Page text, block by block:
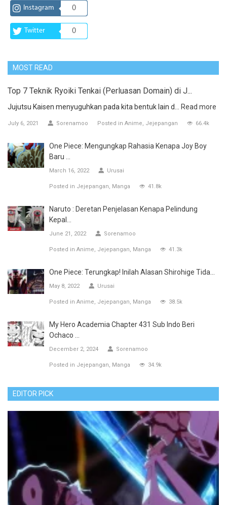
Instagram 0
Twitter 0
MOST READ
Top 7 Teknik Ryoiki Tenkai (Perluasan Domain) di J...
Jujutsu Kaisen menyuguhkan pada kita bentuk lain d... Read more
July 6, 2021 Sorenamoo Posted in Anime Jejepangan 66.4k
One Piece: Mengungkap Rahasia Kenapa Joy Boy
Baru ...
March 16, 2022 Urusai
Posted in Jejepangan Manga 41.8k
Naruto : Deretan Penjelasan Kenapa Pelindung
Kepal...
June 21, 2022 Sorenamoo
Posted in Anime Jejepangan Manga 41.3k
One Piece: Terungkap! Inilah Alasan Shirohige Tida...
May 8, 2022 Urusai
Posted in Anime Jejepangan Manga 38.5k
My Hero Academia Chapter 431 Sub Indo Beri
Ochaco ...
December 2, 2024 Sorenamoo
Posted in Jejepangan Manga 34.9k
EDITOR PICK